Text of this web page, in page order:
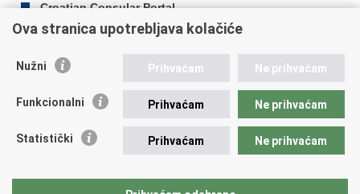
Croatian Consular Portal
this
on
on
REPUBLIC OF CROATIA Ministry of Foreign and European
4569 964 faks: +385 (0)1 4551 795, +385 (0)1 4920 149 E-
Ova stranica upotrebljava kolačiće
Nužni Prihvaćam Ne prihvaćam
Funkcionalni Prihvaćam Ne prihvaćam
Statistički Prihvaćam Ne prihvaćam